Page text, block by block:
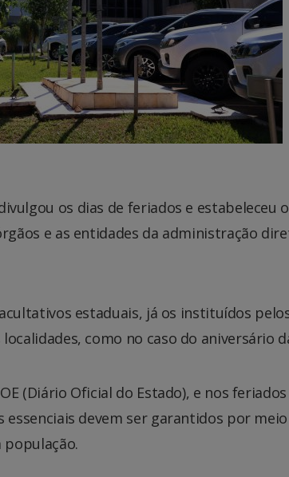
os dias de feriados e estabeleceu
e as entidades da administração
estaduais, já os instituídos
como no caso do aniversário
(Diário Oficial do Estado), e nos feriados
devem ser garantidos por meio
população.